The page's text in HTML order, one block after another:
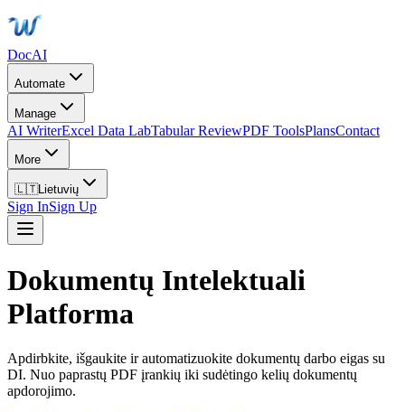
DocAI
Automate
Manage
AI WriterExcel Data LabTabular ReviewPDF ToolsPlansContact
More
🇱🇹Lietuvių
Sign InSign Up
Dokumentų Intelektuali
Platforma
Apdirbkite, išgaukite ir automatizuokite dokumentų darbo eigas su
DI. Nuo paprastų PDF įrankių iki sudėtingo kelių dokumentų
apdorojimo.